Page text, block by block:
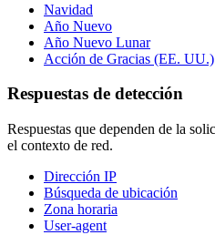
Navidad
Año Nuevo
Año Nuevo Lunar
Acción de Gracias (EE. UU.)
Respuestas de detección
Respuestas que dependen de la
el contexto de red.
Dirección IP
Búsqueda de ubicación
Zona horaria
User-agent